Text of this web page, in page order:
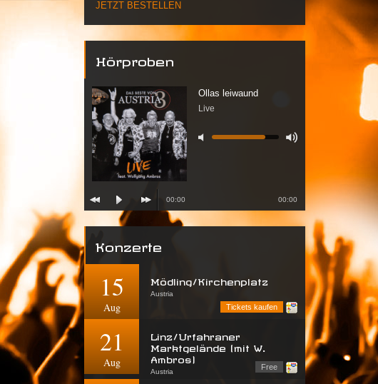
JETZT BESTELLEN
Hörproben
Ollas leiwaund
Live
00:00 00:00
Konzerte
15
Aug
Mödling/Kirchenplatz
Austria
Tickets kaufen
21
Aug
Linz/Urfahraner
Marktgelände (mit W.
Ambros)
Austria
Free